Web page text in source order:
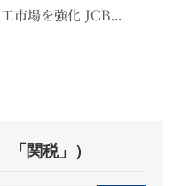
市場を強化 JCB...
関税」）